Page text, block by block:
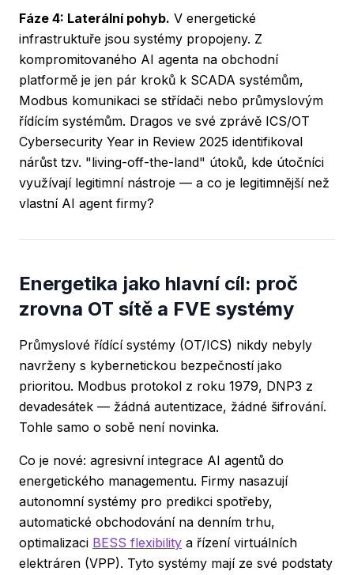
Fáze 4: Laterální pohyb. V energetické
infrastruktuře jsou systémy propojeny. Z
kompromitovaného AI agenta na obchodní
platformě je jen pár kroků k SCADA systémům,
Modbus komunikaci se střídači nebo průmyslovým
řídícím systémům. Dragos ve své zprávě ICS/OT
Cybersecurity Year in Review 2025 identifikoval
nárůst tzv. "living-off-the-land" útoků, kde útočníci
využívají legitimní nástroje — a co je legitimnější než
vlastní AI agent firmy?
Energetika jako hlavní cíl: proč
zrovna OT sítě a FVE systémy
Průmyslové řídící systémy (OT/ICS) nikdy nebyly
navrženy s kybernetickou bezpečností jako
prioritou. Modbus protokol z roku 1979, DNP3 z
devadesátek — žádná autentizace, žádné šifrování.
Tohle samo o sobě není novinka.
Co je nové: agresivní integrace AI agentů do
energetického managementu. Firmy nasazují
autonomní systémy pro predikci spotřeby,
automatické obchodování na denním trhu,
optimalizaci BESS flexibility a řízení virtuálních
elektráren (VPP). Tyto systémy mají ze své podstaty